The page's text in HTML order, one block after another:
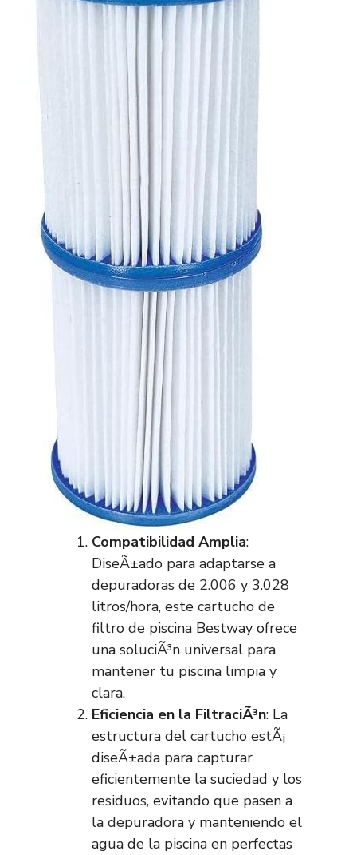
Compatibilidad Amplia:
DiseÃ±ado para adaptarse a
depuradoras de 2.006 y 3.028
litros/hora, este cartucho de
filtro de piscina Bestway ofrece
una soluciÃ³n universal para
mantener tu piscina limpia y
clara.
Eficiencia en la FiltraciÃ³n: La
estructura del cartucho estÃ¡
diseÃ±ada para capturar
eficientemente la suciedad y los
residuos, evitando que pasen a
la depuradora y manteniendo el
agua de la piscina en perfectas